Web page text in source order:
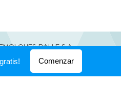
BALLE S.A
WebnodeComenzar